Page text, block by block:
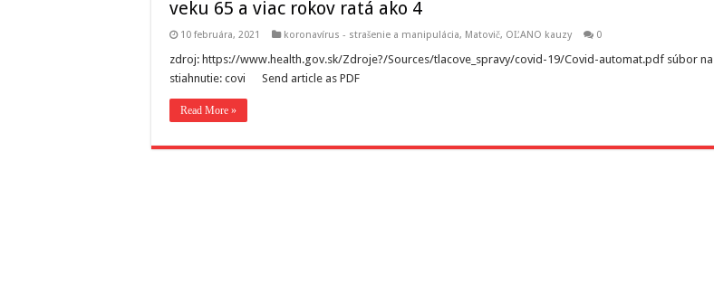
veku 65 a viac rokov ratá ako 4
10 februára, 2021 koronavírus - strašenie a manipulácia, Matovič, OĽANO kauzy 0
zdroj: https://www.health.gov.sk/Zdroje?/Sources/tlacove_spravy/covid-19/Covid-automat.pdf súbor na
stiahnutie: covi Send article as PDF
Read More »